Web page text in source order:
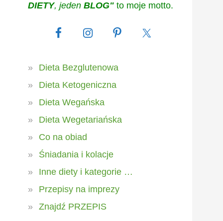
DIETY, jeden BLOG" to moje motto.
Dieta Bezglutenowa
Dieta Ketogeniczna
Dieta Wegańska
Dieta Wegetariańska
Co na obiad
Śniadania i kolacje
Inne diety i kategorie …
Przepisy na imprezy
Znajdź PRZEPIS